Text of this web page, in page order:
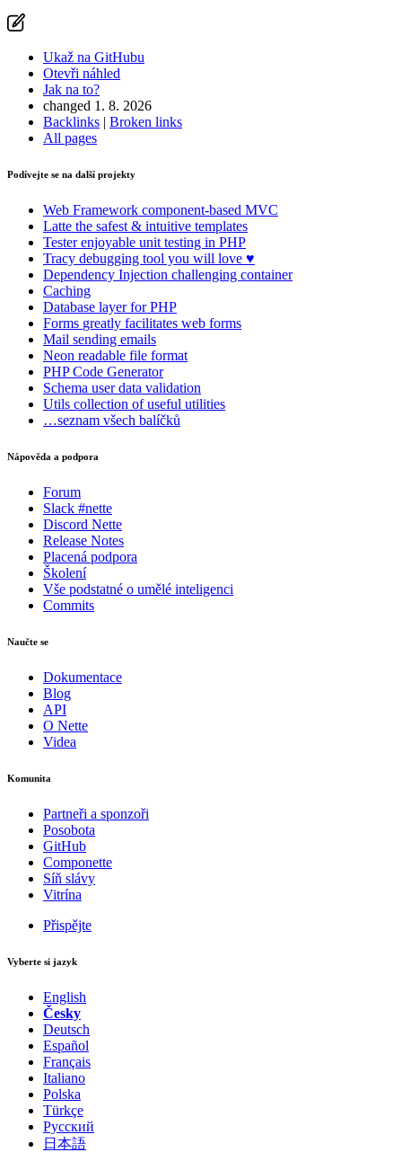
Našli jste na této stránce problém?
Ukaž na GitHubu
Otevři náhled
Jak na to?
changed 1. 8. 2026
Backlinks | Broken links
All pages
Podívejte se na další projekty
Web Framework component-based MVC
Latte the safest & intuitive templates
Testerenjoyable unit testing in PHP
Tracy debugging tool you will love ♥
Dependency Injection challenging container
Caching
Database layer for PHP
Forms greatly facilitates web forms
Mail sending emails
Neon readable file format
PHP Code Generator
Schema user data validation
Utils collection of useful utilities
…seznam všech balíčků
Nápověda a podpora
Forum
Slack #nette
Discord Nette
Release Notes
Placená podpora
Školení
Vše podstatné o umělé inteligenci
Commits
Naučte se
Dokumentace
Blog
API
O Nette
Videa
Komunita
Partneři a sponzoři
Posobota
GitHub
Componette
Síň slávy
Vitrína
Přispějte
Vyberte si jazyk
English
Česky
Deutsch
Español
Français
Italiano
Polska
Türkçe
Русский
日本語